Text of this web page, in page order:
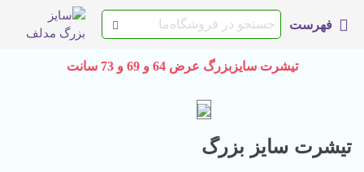
فهرست
تیشرت سایزبزرگ عرض 64 و 69 و 73 سانت
تیشرت سایز بزرگ